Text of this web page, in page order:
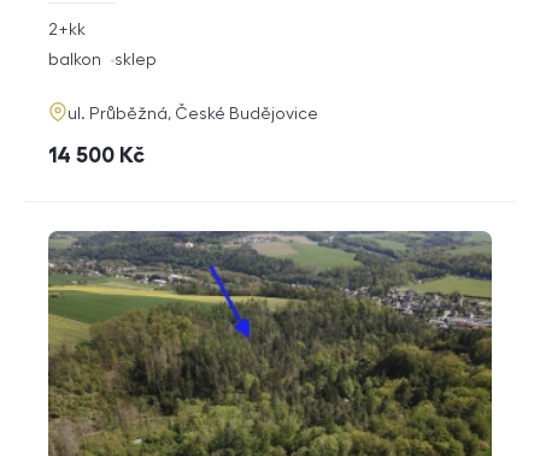
rozměry
dispozice
2+kk
funkce
balkon sklep
adresa
ul. Průběžná, České Budějovice
cena
14 500 Kč